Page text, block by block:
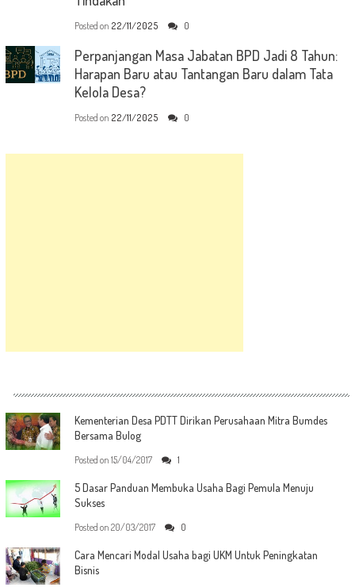
Posted on 22/11/2025 0
Perpanjangan Masa Jabatan BPD Jadi 8 Tahun:
Harapan Baru atau Tantangan Baru dalam Tata
Kelola Desa?
Posted on 22/11/2025 0
Kementerian Desa PDTT Dirikan Perusahaan Mitra Bumdes
Bersama Bulog
Posted on 15/04/2017 1
5 Dasar Panduan Membuka Usaha Bagi Pemula Menuju
Sukses
Posted on 20/03/2017 0
Cara Mencari Modal Usaha bagi UKM Untuk Peningkatan
Bisnis